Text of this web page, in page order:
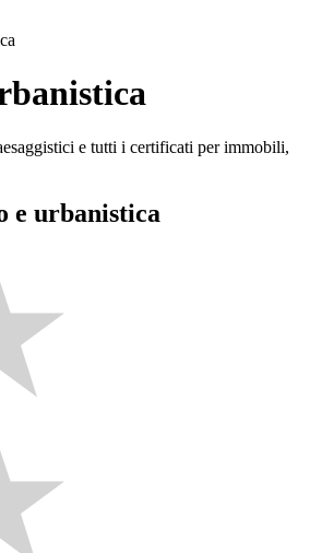
e tutti i certificati per immobili,
e urbanistica